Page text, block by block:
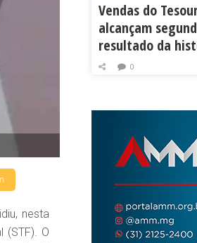
nesta
(STF). O
Vendas do
alcançam
resultado da
0